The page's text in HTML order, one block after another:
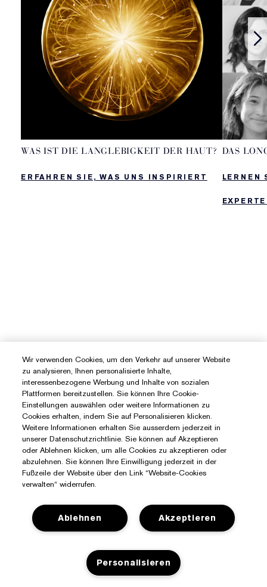
WAS IST DIE LANGLEBIGKEIT DER HAUT?
ERFAHREN SIE, WAS UNS INSPIRIERT
DAS
LERNEN
Sie Benötigen Hilfe?
Wir verwenden Cookies, um den Verkehr auf unserer Website
zu analysieren, Ihnen personalisierte Inhalte,
interessenbezogene Werbung und Inhalte von sozialen
Plattformen bereitzustellen. Sie können Ihre Cookie-
Einstellungen auswählen oder weitere Informationen zu
Cookies erhalten, indem Sie auf Personalisieren klicken.
Weitere Informationen erhalten Sie ausserdem jederzeit in
unserer Datenschutzrichtlinie. Sie können auf Akzeptieren
oder Ablehnen klicken, um alle Cookies zu akzeptieren oder
abzulehnen. Sie können Ihre Einwilligung jederzeit in der
Fußzeile der Website über den Link “Website-Cookies
verwalten“ widerrufen.
Akzeptieren
Ablehnen
Personalisieren